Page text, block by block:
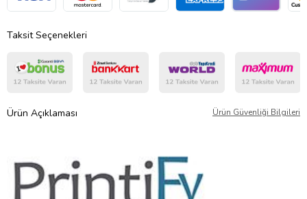
Taksit Seçenekleri
Ürün Açıklaması Ürün Güvenliği Bilgileri